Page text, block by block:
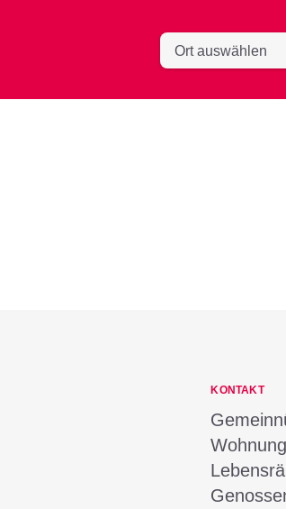
KONTAKT